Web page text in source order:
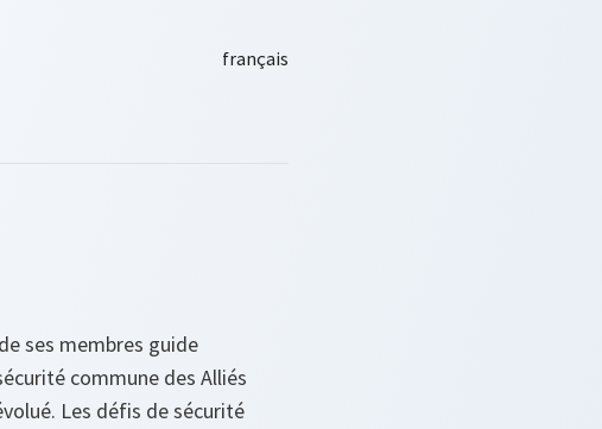
ses membres guide
commune des Alliés
Les défis de sécurité